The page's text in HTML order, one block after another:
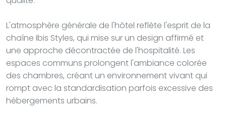
L'atmosphère générale de l'hôtel reflète l'esprit de la
chaîne Ibis Styles, qui mise sur un design affirmé et
une approche décontractée de l'hospitalité. Les
espaces communs prolongent l'ambiance colorée
des chambres, créant un environnement vivant qui
rompt avec la standardisation parfois excessive des
hébergements urbains.